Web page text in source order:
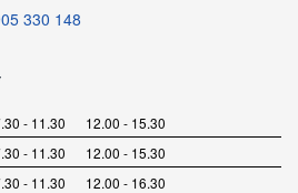
330 148
- 11.30 12.00 - 15.30
- 11.30 12.00 - 15.30
- 11.30 12.00 - 16.30